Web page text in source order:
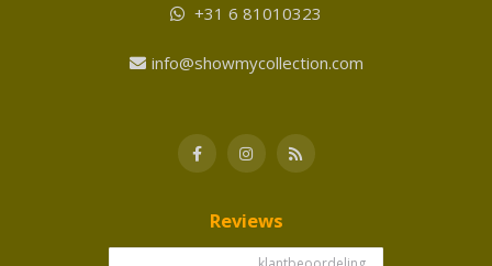
+31 6 81010323
info@showmycollection.com
Reviews